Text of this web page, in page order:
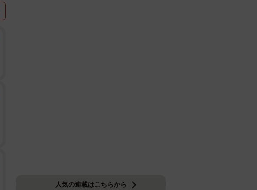
人気の連載はこちらから